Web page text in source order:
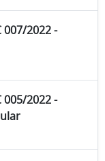
007/2022 -
005/2022 -